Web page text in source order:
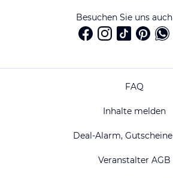
Besuchen Sie uns
FAQ
Inhalte melden
Deal-Alarm,
Veranstalter AGB